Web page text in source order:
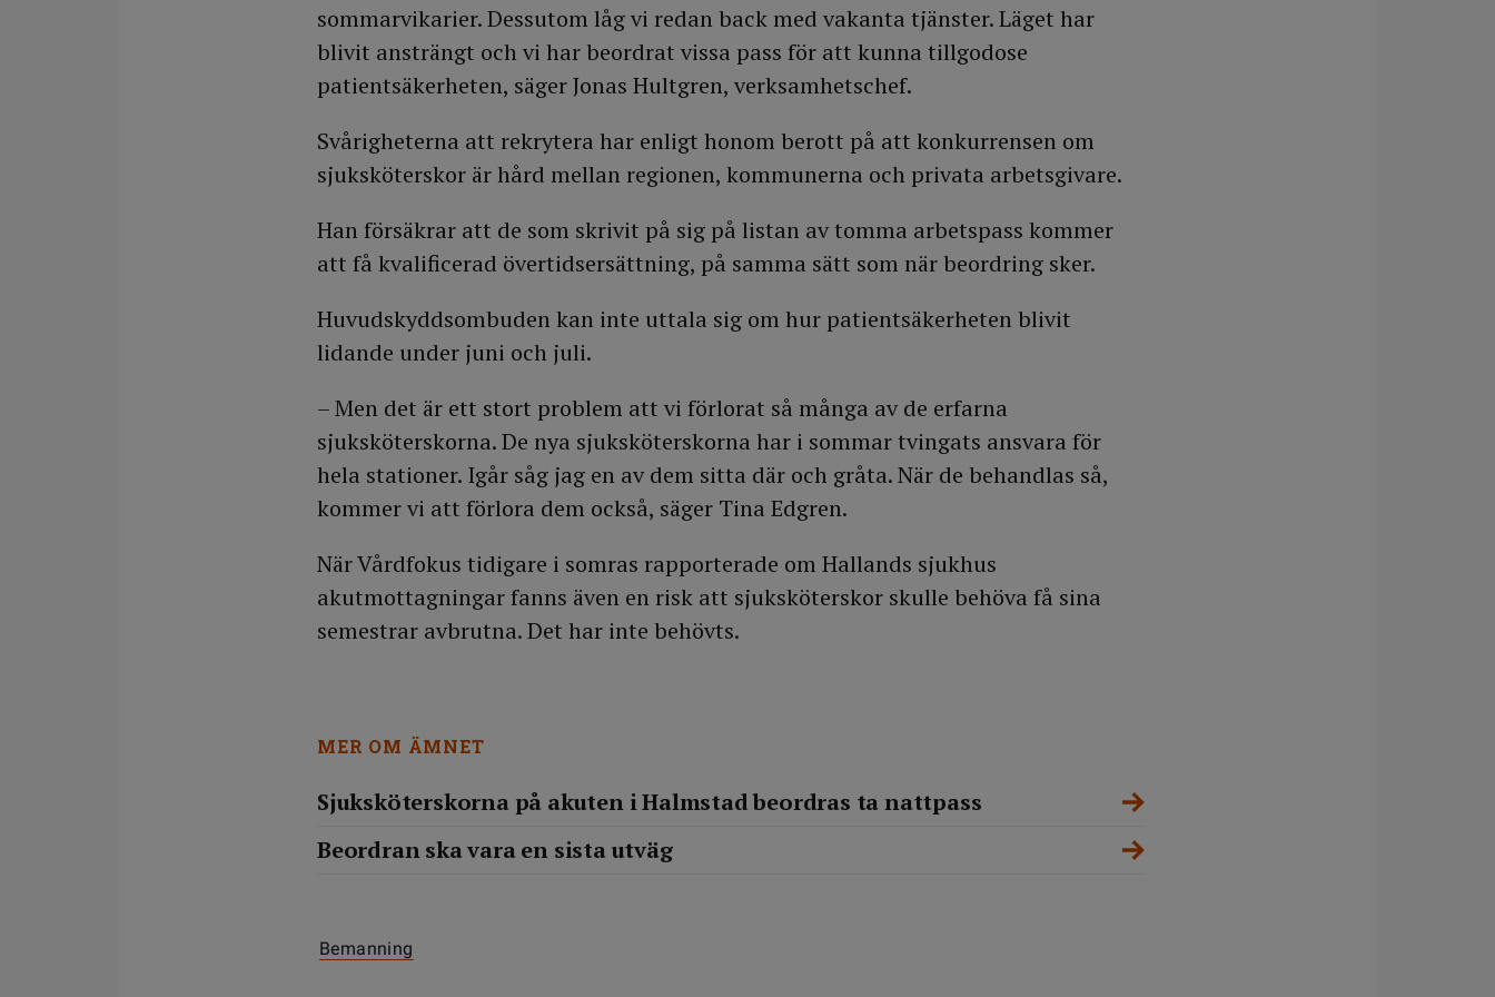
sommarvikarier. Dessutom låg vi redan back med vakanta tjänster. Läget har
blivit ansträngt och vi har beordrat vissa pass för att kunna tillgodose
patientsäkerheten, säger Jonas Hultgren, verksamhetschef.
Svårigheterna att rekrytera har enligt honom berott på att konkurrensen om
sjuksköterskor är hård mellan regionen, kommunerna och privata arbetsgivare.
Han försäkrar att de som skrivit på sig på listan av tomma arbetspass kommer
att få kvalificerad övertidsersättning, på samma sätt som när beordring sker.
Huvudskyddsombuden kan inte uttala sig om hur patientsäkerheten blivit
lidande under juni och juli.
– Men det är ett stort problem att vi förlorat så många av de erfarna
sjuksköterskorna. De nya sjuksköterskorna har i sommar tvingats ansvara för
hela stationer. Igår såg jag en av dem sitta där och gråta. När de behandlas så,
kommer vi att förlora dem också, säger Tina Edgren.
När Vårdfokus tidigare i somras rapporterade om Hallands sjukhus
akutmottagningar fanns även en risk att sjuksköterskor skulle behöva få sina
semestrar avbrutna. Det har inte behövts.
MER OM ÄMNET
Sjuksköterskorna på akuten i Halmstad beordras ta nattpass
Beordran ska vara en sista utväg
Bemanning